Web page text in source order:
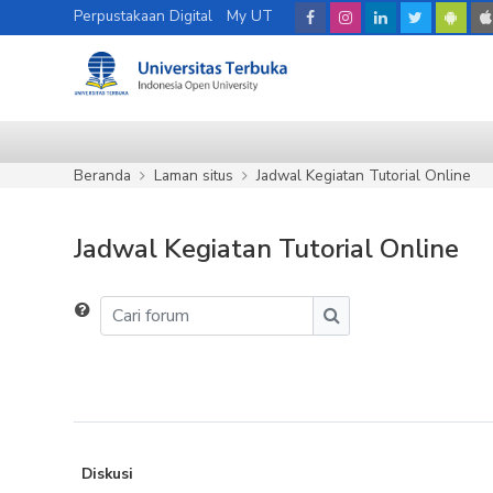
Lewati ke konten utama
Perpustakaan Digital My UT
Beranda Laman situs Jadwal Kegiatan Tutorial Online
Jadwal Kegiatan Tutorial Online
Cari forum
Cari forum
Diskusi